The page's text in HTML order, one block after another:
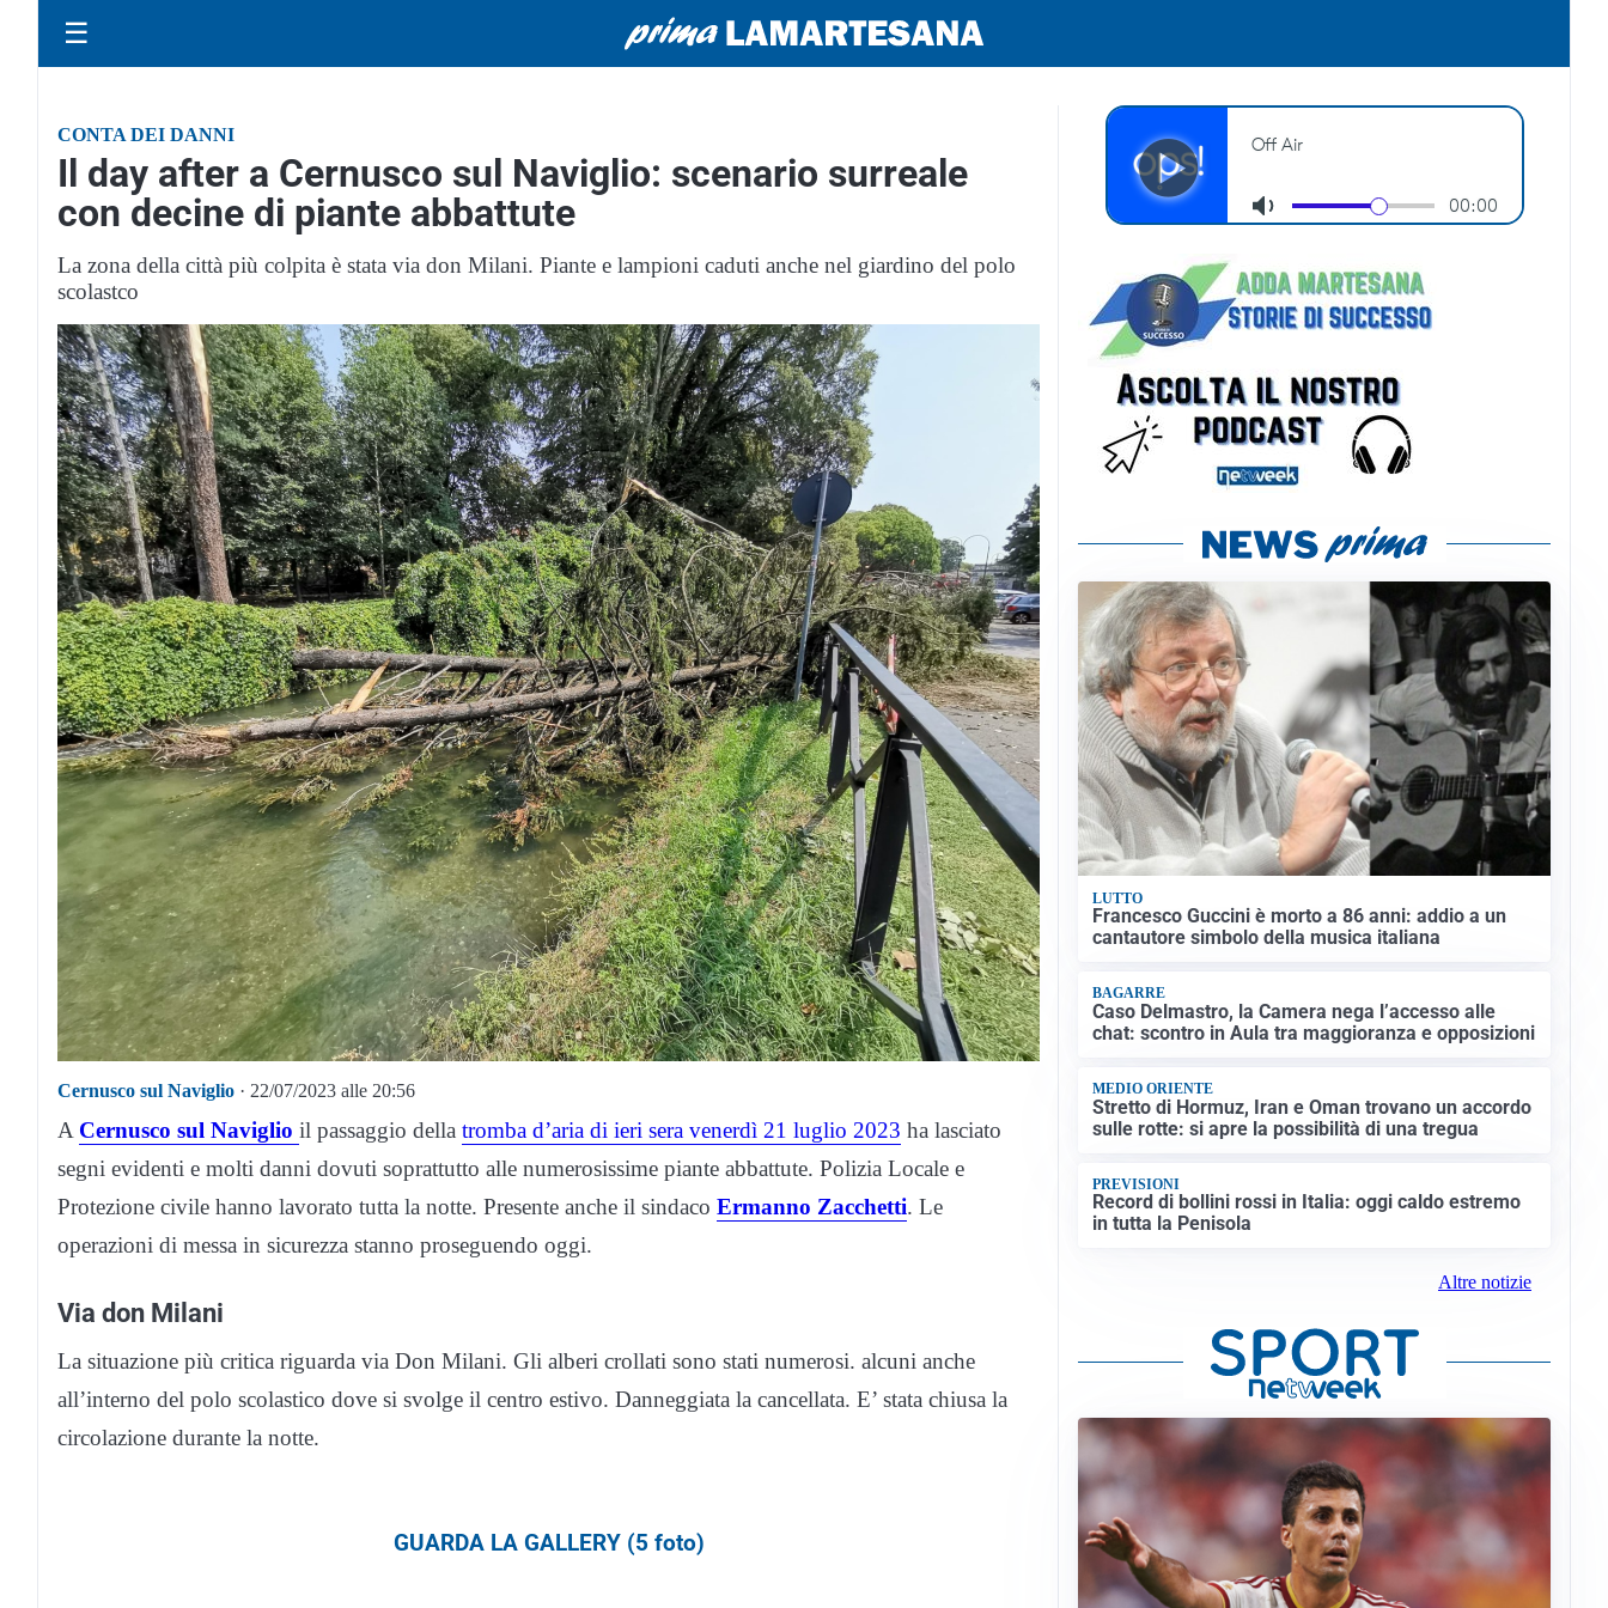
☰
CONTA DEI DANNI
Il day after a Cernusco sul Naviglio: scenario surreale
con decine di piante abbattute
La zona della città più colpita è stata via don Milani. Piante e lampioni caduti anche nel giardino del polo
scolastco
Cernusco sul Naviglio · 22/07/2023 alle 20:56
A Cernusco sul Naviglio il passaggio della tromba d’aria di ieri sera venerdì 21 luglio 2023 ha lasciato
segni evidenti e molti danni dovuti soprattutto alle numerosissime piante abbattute. Polizia Locale e
Protezione civile hanno lavorato tutta la notte. Presente anche il sindaco Ermanno Zacchetti. Le
operazioni di messa in sicurezza stanno proseguendo oggi.
Via don Milani
La situazione più critica riguarda via Don Milani. Gli alberi crollati sono stati numerosi. alcuni anche
all’interno del polo scolastico dove si svolge il centro estivo. Danneggiata la cancellata. E’ stata chiusa la
circolazione durante la notte.
GUARDA LA GALLERY (5 foto)
LUTTO
Francesco Guccini è morto a 86 anni: addio a un
cantautore simbolo della musica italiana
BAGARRE
Caso Delmastro, la Camera nega l’accesso alle
chat: scontro in Aula tra maggioranza e opposizioni
MEDIO ORIENTE
Stretto di Hormuz, Iran e Oman trovano un accordo
sulle rotte: si apre la possibilità di una tregua
PREVISIONI
Record di bollini rossi in Italia: oggi caldo estremo
in tutta la Penisola
Altre notizie